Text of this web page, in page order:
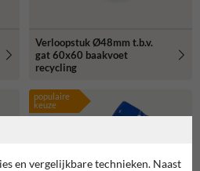
Verloopstuk Ø48mm t.b.v.
gat 60x60 baakvoet
recycling
populaire
keuze
en vergelijkbare technieken. Naast